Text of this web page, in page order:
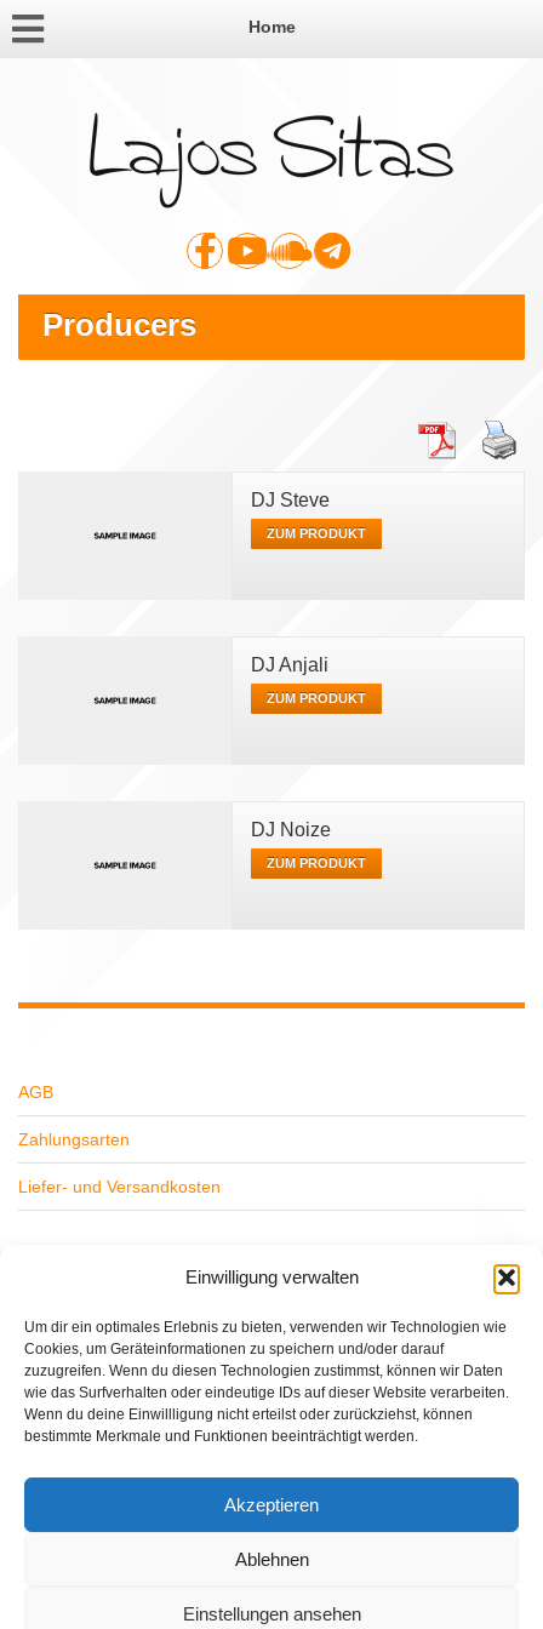
Einwilligung verwalten
Um dir ein optimales Erlebnis zu bieten, verwenden wir Technologien wie
Cookies, um Geräteinformationen zu speichern und/oder darauf
zuzugreifen. Wenn du diesen Technologien zustimmst, können wir Daten
wie das Surfverhalten oder eindeutige IDs auf dieser Website verarbeiten.
Wenn du deine Einwillligung nicht erteilst oder zurückziehst, können
bestimmte Merkmale und Funktionen beeinträchtigt werden.
Akzeptieren
Ablehnen
Einstellungen ansehen
Home
Producers
DJ Steve
ZUM PRODUKT
DJ Anjali
ZUM PRODUKT
DJ Noize
ZUM PRODUKT
AGB
Zahlungsarten
Liefer- und Versandkosten
Datenschutz
Impressum
Healing Angels Lajos Sitas